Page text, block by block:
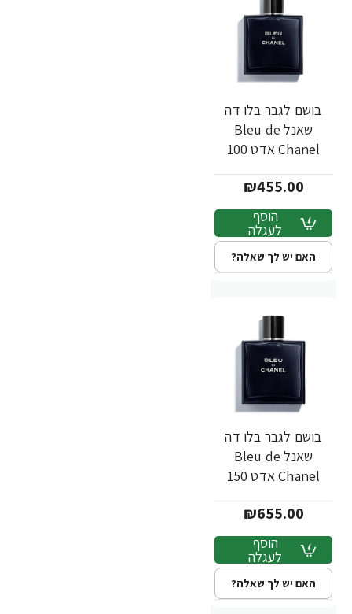
בושם לגבר בלו דה
שאנל Bleu de
Chanel אדט 100
₪455.00
הוסף
לעגלה
האם יש לך שאלה?
בושם לגבר בלו דה
שאנל Bleu de
Chanel אדט 150
₪655.00
הוסף
לעגלה
האם יש לך שאלה?